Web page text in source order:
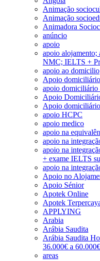
Animação
Animação
Animadora
anúncio
apoio
apoio alojamento;
NMC; IELTS +
apoio ao domicilio
Apoio domiciliário
apoio domiciliário
Apoio
Apoio
apoio HCPC
apoio medico
apoio na
apoio na
apoio na
+ exame IELTS
apoio na
Apoio no
Apoio Sénior
Apotek Online
Apotek
APPLYING
Arabia
Arábia Saudita
Arábia Saudita
36.000€ a
areas